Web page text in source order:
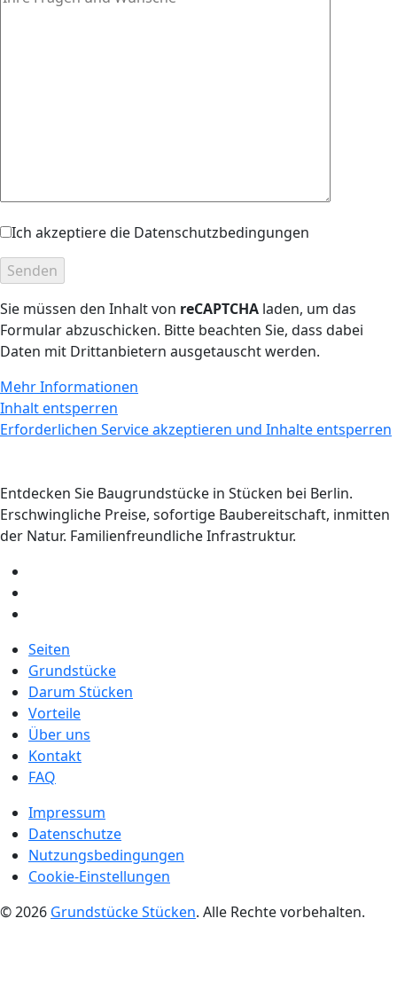
Ich akzeptiere die Datenschutzbedingungen
Sie müssen den Inhalt von reCAPTCHA laden, um das
Formular abzuschicken. Bitte beachten Sie, dass dabei
Daten mit Drittanbietern ausgetauscht werden.
Mehr Informationen
Inhalt entsperren
Erforderlichen Service akzeptieren und Inhalte entsperren
Entdecken Sie Baugrundstücke in Stücken bei Berlin.
Erschwingliche Preise, sofortige Baubereitschaft, inmitten
der Natur. Familienfreundliche Infrastruktur.
Seiten
Grundstücke
Darum Stücken
Vorteile
Über uns
Kontakt
FAQ
Impressum
Datenschutze
Nutzungsbedingungen
Cookie-Einstellungen
© 2026 Grundstücke Stücken. Alle Rechte vorbehalten.